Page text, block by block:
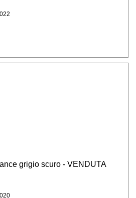
comunicati e dei diritti da
alla gestione dei dati
dei nostri prodotti e/o servizi e
Auto srl necessita di
ed attività. Per
delle finalità sotto riportate non
196 qualifica come “sensibili”.
grigio scuro - VENDUTA